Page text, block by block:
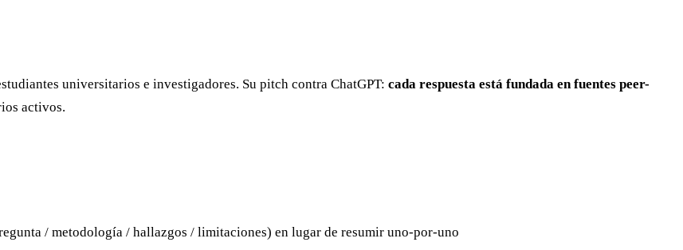
universitarios e investigadores. Su pitch contra ChatGPT: cada respuesta está fundada en fuentes peer-
activos.
/ metodología / hallazgos / limitaciones) en lugar de resumir uno-por-uno